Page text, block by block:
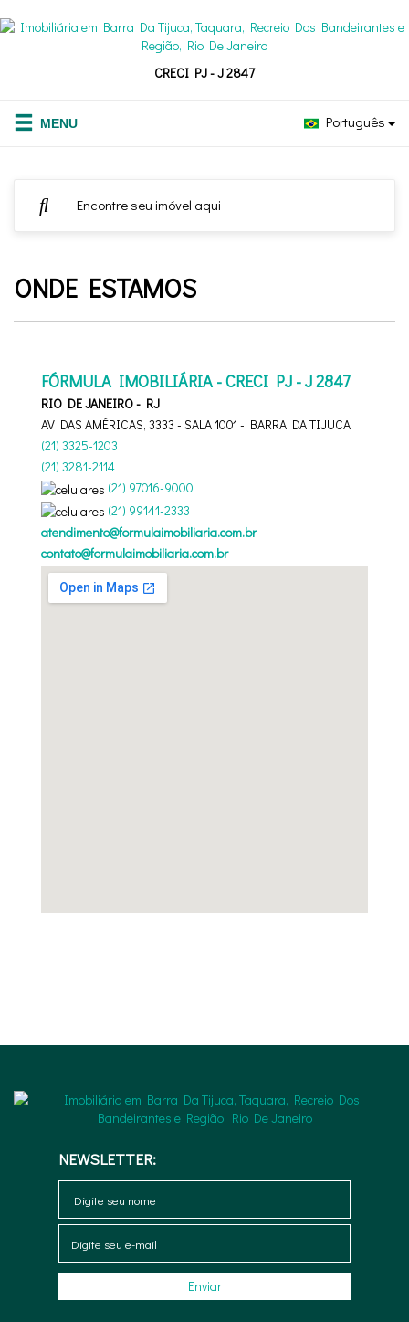
CRECI PJ - J 2847
Português
ONDE ESTAMOS
FÓRMULA IMOBILIÁRIA - CRECI PJ - J 2847
RIO DE JANEIRO - RJ
AV DAS AMÉRICAS, 3333 - SALA 1001 - BARRA DA TIJUCA
(21) 3325-1203
(21) 3281-2114
(21) 97016-9000
(21) 99141-2333
atendimento@formulaimobiliaria.com.br
contato@formulaimobiliaria.com.br
NEWSLETTER: